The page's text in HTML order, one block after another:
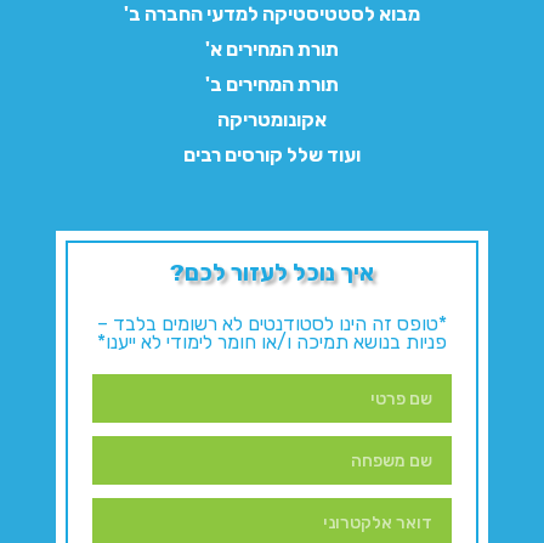
מבוא לסטטיסטיקה למדעי החברה ב'
תורת המחירים א'
תורת המחירים ב'
אקונומטריקה
ועוד שלל קורסים רבים
איך נוכל לעזור לכם?
*טופס זה הינו לסטודנטים לא רשומים בלבד –
פניות בנושא תמיכה ו/או חומר לימודי לא ייענו*